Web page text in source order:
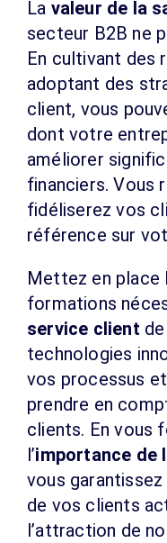
La valeur de la
secteur B2B ne
En cultivant des
adoptant des
client, vous
dont votre
améliorer
financiers. Vous
fidéliserez vos
référence sur
Mettez en place
formations
service client
technologies
vos processus
prendre en
clients. En vous
l’importance de
vous
de vos clients
l’attraction de